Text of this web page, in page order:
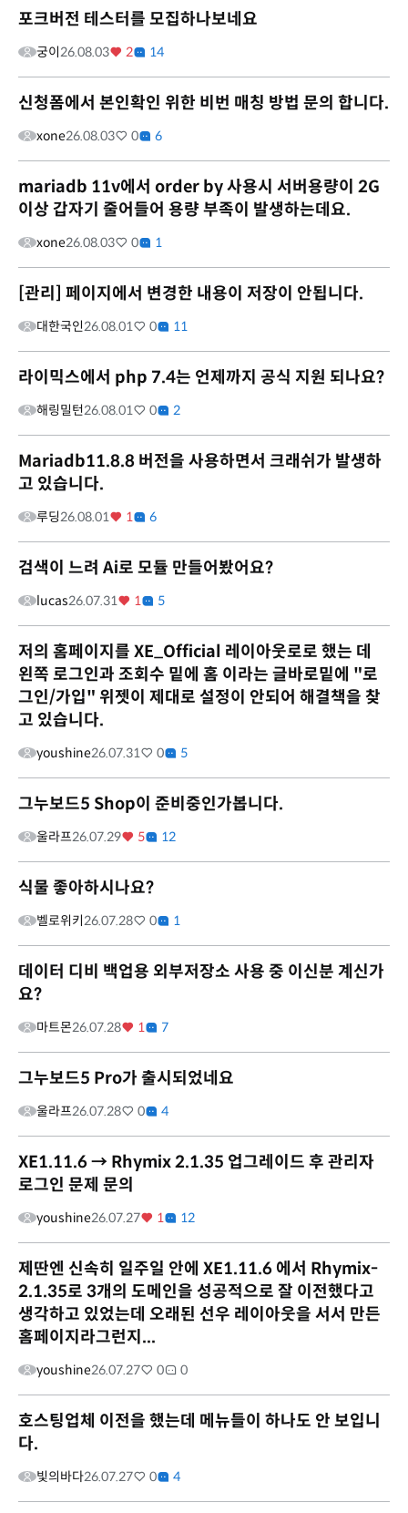
포크버전 테스터를 모집하나보네요
궁이26.08.03 2 14
신청폼에서 본인확인 위한 비번 매칭 방법 문의 합니다.
xone26.08.03 0 6
mariadb 11v에서 order by 사용시 서버용량이 2G
이상 갑자기 줄어들어 용량 부족이 발생하는데요.
xone26.08.03 0 1
[관리] 페이지에서 변경한 내용이 저장이 안됩니다.
대한국인26.08.01 0 11
라이믹스에서 php 7.4는 언제까지 공식 지원 되나요?
해링밀턴26.08.01 0 2
Mariadb11.8.8 버전을 사용하면서 크래쉬가 발생하
고 있습니다.
루딩26.08.01 1 6
검색이 느려 Ai로 모듈 만들어봤어요?
lucas26.07.31 1 5
저의 홈페이지를 XE_Official 레이아웃로로 했는 데
왼쪽 로그인과 조회수 밑에 홈 이라는 글바로밑에 "로
그인/가입" 위젯이 제대로 설정이 안되어 해결책을 찾
고 있습니다.
youshine26.07.31 0 5
그누보드5 Shop이 준비중인가봅니다.
울라프26.07.29 5 12
식물 좋아하시나요?
벨로위키26.07.28 0 1
데이터 디비 백업용 외부저장소 사용 중 이신분 계신가
요?
마트몬26.07.28 1 7
그누보드5 Pro가 출시되었네요
울라프26.07.28 0 4
XE1.11.6 → Rhymix 2.1.35 업그레이드 후 관리자
로그인 문제 문의
youshine26.07.27 1 12
제딴엔 신속히 일주일 안에 XE1.11.6 에서 Rhymix-
2.1.35로 3개의 도메인을 성공적으로 잘 이전했다고
생각하고 있었는데 오래된 선우 레이아웃을 서서 만든
홈페이지라그런지...
youshine26.07.27 0 0
호스팅업체 이전을 했는데 메뉴들이 하나도 안 보입니
다.
빛의바다26.07.27 0 4